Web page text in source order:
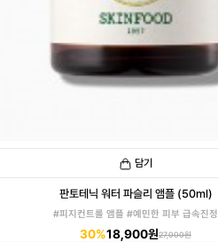
담기
판토테닉 워터 파슬리 앰플 (50ml)
#피지컨트롤 앰플 #예민한 피부 급속진정
30%18,900원27,000원